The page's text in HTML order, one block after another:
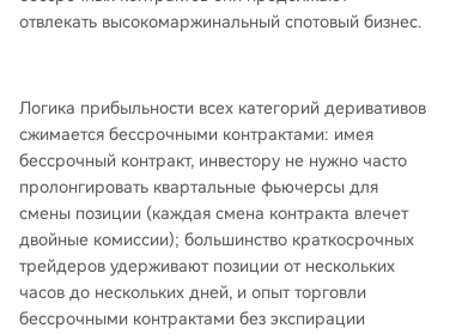
отвлекать высокомаржинальный спотовый бизнес.
Логика прибыльности всех категорий деривативов
сжимается бессрочными контрактами: имея
бессрочный контракт, инвестору не нужно часто
пролонгировать квартальные фьючерсы для
смены позиции (каждая смена контракта влечет
двойные комиссии); большинство краткосрочных
трейдеров удерживают позиции от нескольких
часов до нескольких дней, и опыт торговли
бессрочными контрактами без экспирации